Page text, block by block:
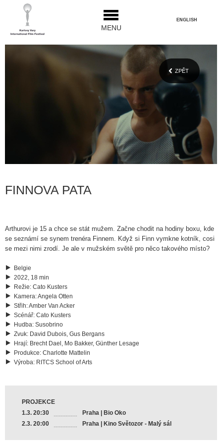
MENU
ENGLISH
ZPĚT
FINNOVA PATA
Arthurovi je 15 a chce se stát mužem. Začne chodit na hodiny boxu, kde
se seznámí se synem trenéra Finnem. Když si Finn vymkne kotník, cosi
se mezi nimi zrodí. Je ale v mužském světě pro něco takového místo?
Belgie
2022, 18 min
Režie: Cato Kusters
Kamera:Angela Otten
Střih:Amber Van Acker
Scénář: Cato Kusters
Hudba: Susobrino
Zvuk: David Dubois, Gus Bergans
Hrají: Brecht Dael, Mo Bakker, Günther Lesage
Produkce: Charlotte Mattelin
Výroba: RITCS School of Arts
PROJEKCE
1.3. 20:30
Praha | Bio Oko
2.3. 20:00
Praha | Kino Světozor - Malý sál